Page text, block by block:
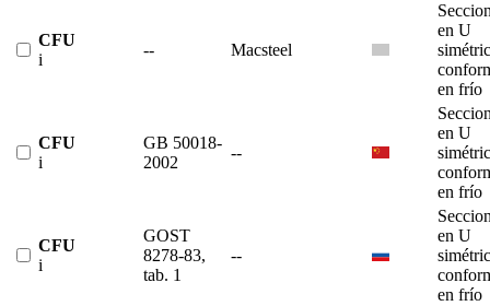
CFU
i
-- Macsteel
en U
en frío
CFU
i
GB 50018-
2002
--
en U
en frío
CFU
i
GOST
8278-83,
tab. 1
--
en U
en frío